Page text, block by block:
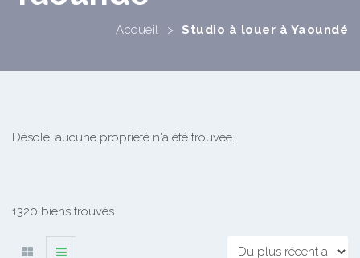
Accueil > Studio à louer à Yaoundé
Désolé, aucune propriété n'a été trouvée.
1320 biens trouvés